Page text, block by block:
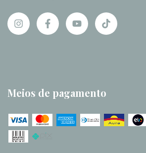
Meios de pagamento